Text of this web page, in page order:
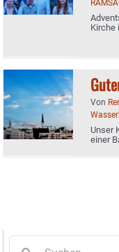
Kirche
Von
Unser
einer